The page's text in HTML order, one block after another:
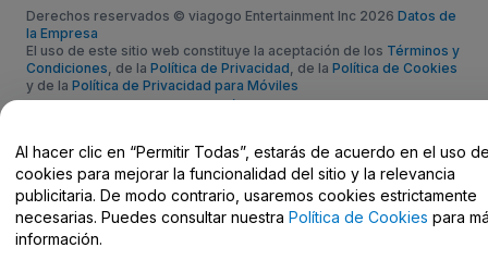
Derechos reservados © viagogo Entertainment Inc 2026 Datos de
la Empresa
El uso de este sitio web constituye la aceptación de los Términos y
Condiciones , de la Política de Privacidad , de la Política de Cookies
y de la Política de Privacidad para Móviles
No compartir mi información personal ni tus opciones de
Al hacer clic en “Permitir Todas”, estarás de acuerdo en el uso
cookies para mejorar la funcionalidad del sitio y la relevancia
publicitaria. De modo contrario, usaremos cookies estrictamente
necesarias. Puedes consultar nuestra Política de Cookies para
información.